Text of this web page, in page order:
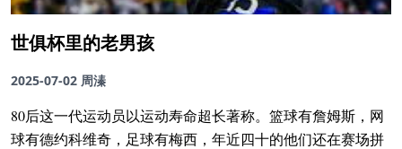
世俱杯里的老男孩
2025-07-02 周溱
80后这一代运动员以运动寿命超长著称。篮球有詹姆斯，网
球有德约科维奇，足球有梅西，年近四十的他们还在赛场拼